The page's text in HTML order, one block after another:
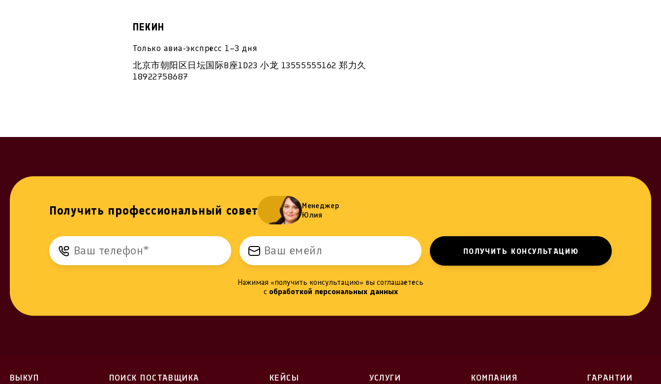
ПЕКИН
Только авиа-экспресс 1–3 дня
北京市朝阳区日坛国际B座1D23 小龙 13555555162 郑力久
18922758687
Получить профессиональный совет
Менеджер
Юлия
Нажимая «получить консультацию» вы соглашаетесь
с обработкой персональных данных
ВЫКУП ПОИСК ПОСТАВЩИКА КЕЙСЫ УСЛУГИ КОМПАНИЯ ГАРАНТИИ